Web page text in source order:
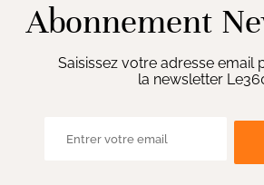
Abonnement
Saisissez votre adresse email
la newsletter